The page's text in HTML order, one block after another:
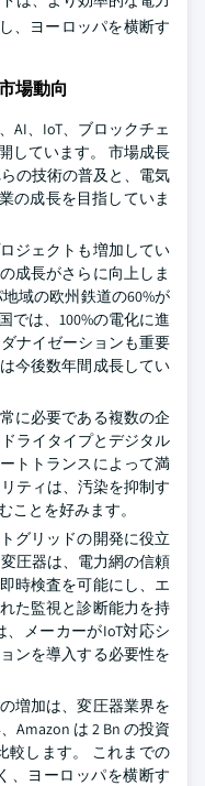
、ヨーロッパを横断す
場動向
AI、IoT、ブロックチェ
しています。 市場成長
の技術の普及と、電気
の成長を目指していま
ジェクトも増加してい
成長がさらに向上しま
域の欧州鉄道の60%が
では、100%の電化に進
ナイゼーションも重要
今後数年間成長してい
に必要である複数の企
ライタイプとデジタル
トトランスによって満
ティは、汚染を抑制す
ことを好みます。
グリッドの開発に役立
圧器は、電力網の信頼
時検査を可能にし、エ
た監視と診断能力を持
メーカーがIoT対応シ
ンを導入する必要性を
増加は、変圧器業界を
Amazon は 2 Bn の投資
較します。 これまでの
、ヨーロッパを横断す